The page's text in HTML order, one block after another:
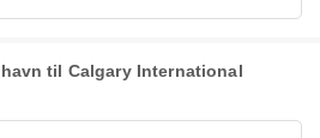
til Calgary International